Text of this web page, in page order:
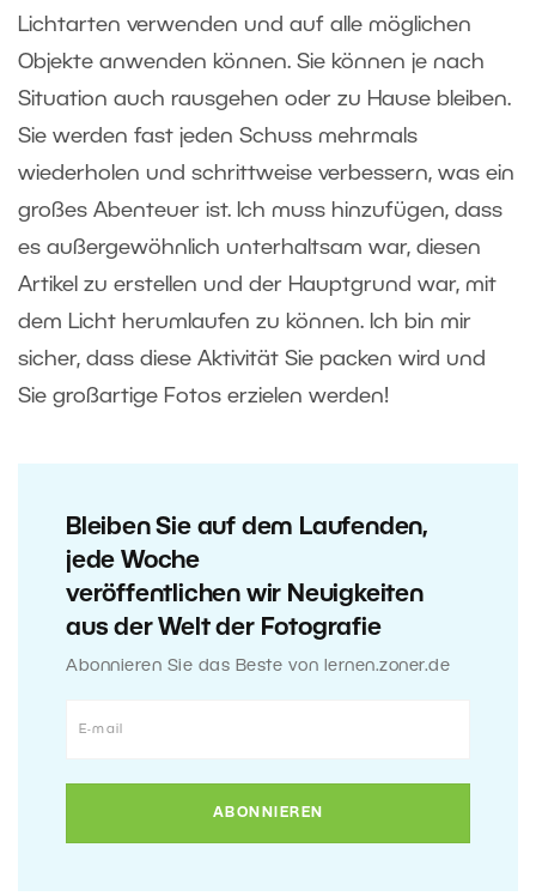
Lichtarten verwenden und auf alle möglichen
Objekte anwenden können. Sie können je nach
Situation auch rausgehen oder zu Hause bleiben.
Sie werden fast jeden Schuss mehrmals
wiederholen und schrittweise verbessern, was ein
großes Abenteuer ist. Ich muss hinzufügen, dass
es außergewöhnlich unterhaltsam war, diesen
Artikel zu erstellen und der Hauptgrund war, mit
dem Licht herumlaufen zu können. Ich bin mir
sicher, dass diese Aktivität Sie packen wird und
Sie großartige Fotos erzielen werden!
Bleiben Sie auf dem Laufenden,
jede Woche
veröffentlichen wir Neuigkeiten
aus der Welt der Fotografie
Abonnieren Sie das Beste von lernen.zoner.de